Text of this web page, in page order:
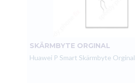
SKÄRMBYTE ORGINAL
Huawei P Smart Skärmbyte Orginal